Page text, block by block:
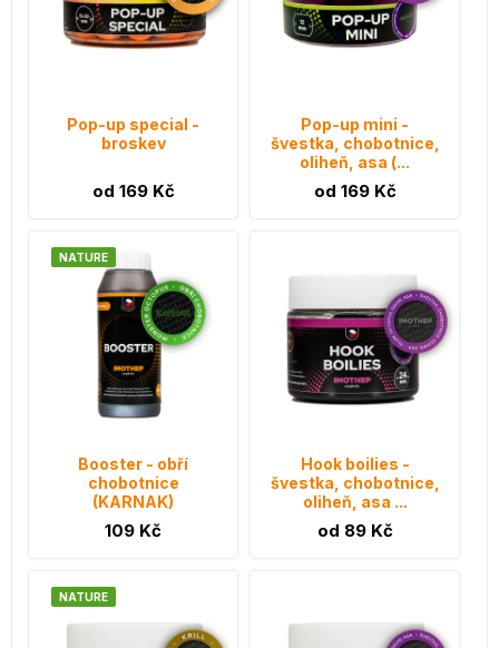
Pop-up special -
broskev
od 169 Kč
Pop-up mini -
švestka, chobotnice,
oliheň, asa (...
od 169 Kč
NATURE
Booster - obří
chobotnice
(KARNAK)
109 Kč
Hook boilies -
švestka, chobotnice,
oliheň, asa ...
od 89 Kč
NATURE